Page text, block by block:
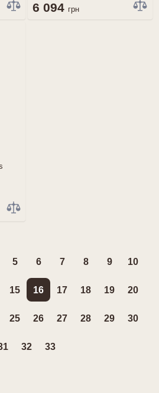
6 094 грн
5 6 7 8 9 10
15 16 17 18 19 20
25 26 27 28 29 30
32 33